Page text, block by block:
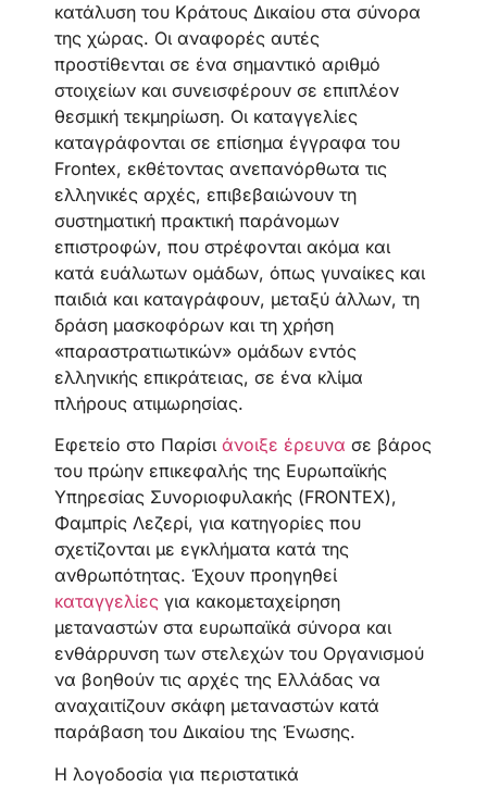
κατάλυση του Κράτους Δικαίου στα σύνορα
της χώρας. Οι αναφορές αυτές
προστίθενται σε ένα σημαντικό αριθμό
στοιχείων και συνεισφέρουν σε επιπλέον
θεσμική τεκμηρίωση. Οι καταγγελίες
καταγράφονται σε επίσημα έγγραφα του
Frontex, εκθέτοντας ανεπανόρθωτα τις
ελληνικές αρχές, επιβεβαιώνουν τη
συστηματική πρακτική παράνομων
επιστροφών, που στρέφονται ακόμα και
κατά ευάλωτων ομάδων, όπως γυναίκες και
παιδιά και καταγράφουν, μεταξύ άλλων, τη
δράση μασκοφόρων και τη χρήση
«παραστρατιωτικών» ομάδων εντός
ελληνικής επικράτειας, σε ένα κλίμα
πλήρους ατιμωρησίας.
Εφετείο στο Παρίσι άνοιξε έρευνα σε βάρος
του πρώην επικεφαλής της Ευρωπαϊκής
Υπηρεσίας Συνοριοφυλακής (FRONTEX),
Φαμπρίς Λεζερί, για κατηγορίες που
σχετίζονται με εγκλήματα κατά της
ανθρωπότητας. Έχουν προηγηθεί
καταγγελίες για κακομεταχείρηση
μεταναστών στα ευρωπαϊκά σύνορα και
ενθάρρυνση των στελεχών του Οργανισμού
να βοηθούν τις αρχές της Ελλάδας να
αναχαιτίζουν σκάφη μεταναστών κατά
παράβαση του Δικαίου της Ένωσης.
Η λογοδοσία για περιστατικά